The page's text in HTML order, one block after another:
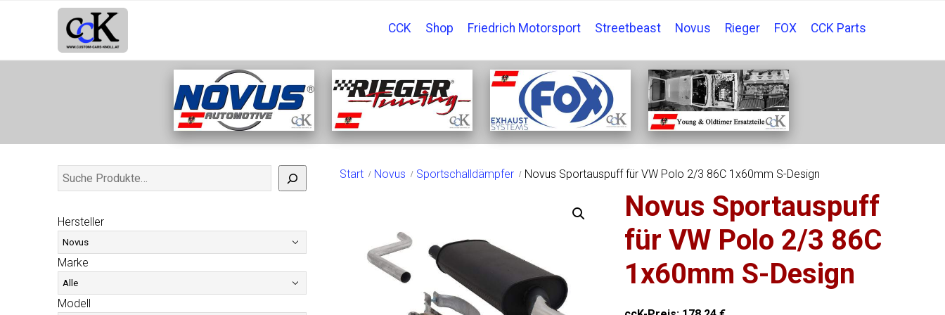
CCK Shop Friedrich Motorsport Streetbeast Novus Rieger FOX CCK Parts
SHOP
Start Novus Sportschalldämpfer Novus Sportauspuff für VW Polo 2/3 86C 1x60mm S-Design
Novus Sportauspuff
für VW Polo 2/3 86C
1x60mm S-Design
Hersteller
Marke
Modell